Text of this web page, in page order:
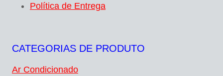
Política de Entrega
CATEGORIAS DE PRODUTO
Ar Condicionado